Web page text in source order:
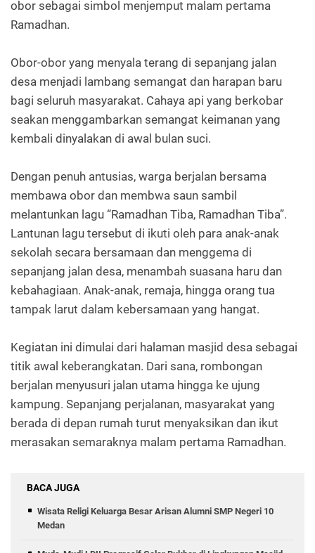
obor sebagai simbol menjemput malam pertama
Ramadhan.
Obor-obor yang menyala terang di sepanjang jalan
desa menjadi lambang semangat dan harapan baru
bagi seluruh masyarakat. Cahaya api yang berkobar
seakan menggambarkan semangat keimanan yang
kembali dinyalakan di awal bulan suci.
Dengan penuh antusias, warga berjalan bersama
membawa obor dan membwa saun sambil
melantunkan lagu “Ramadhan Tiba, Ramadhan Tiba”.
Lantunan lagu tersebut di ikuti oleh para anak-anak
sekolah secara bersamaan dan menggema di
sepanjang jalan desa, menambah suasana haru dan
kebahagiaan. Anak-anak, remaja, hingga orang tua
tampak larut dalam kebersamaan yang hangat.
Kegiatan ini dimulai dari halaman masjid desa sebagai
titik awal keberangkatan. Dari sana, rombongan
berjalan menyusuri jalan utama hingga ke ujung
kampung. Sepanjang perjalanan, masyarakat yang
berada di depan rumah turut menyaksikan dan ikut
merasakan semaraknya malam pertama Ramadhan.
BACA JUGA
Wisata Religi Keluarga Besar Arisan Alumni SMP Negeri 10
Medan